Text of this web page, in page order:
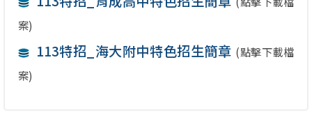
案)
113特招_海大附中特色招生簡章 (點擊下載檔
案)